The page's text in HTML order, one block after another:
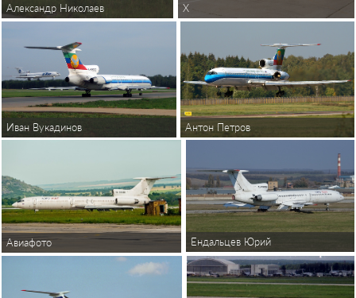
Александр Николаев X
Иван Вукадинов Антон Петров
Авиафото Ендальцев Юрий